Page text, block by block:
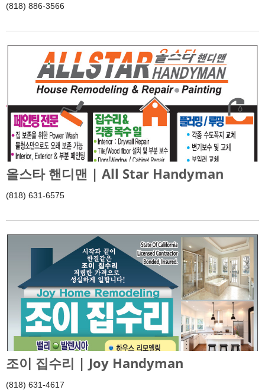
(818) 886-3566
올스타 핸디맨 | All Star Handyman
(818) 631-6575
조이 집수리 | Joy Handyman
(818) 631-4617